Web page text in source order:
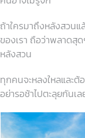
ถ้าใครมาถึงหลังสวน
ของเรา ถือว่าพลาดสุ
หลังสวน
ทุกคนจะหลงใหลและ
อย่ารอช้าไปตะลุยกันเ